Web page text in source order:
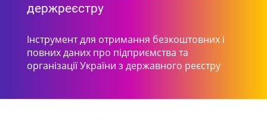
держреєстру
Інструмент для отримання безкоштовних і
повних даних про підприємства та
організації України з державного реєстру